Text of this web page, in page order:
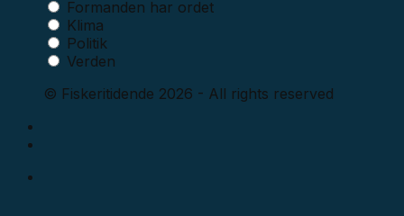
Formanden har ordet
Klima
Politik
Verden
© Fiskeritidende 2026 - All rights reserved